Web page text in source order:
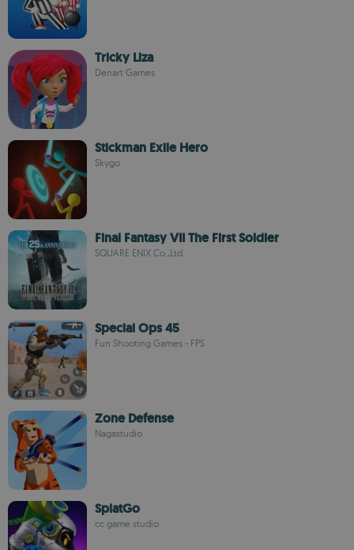
Tricky Liza
Denart Games
Stickman Exile Hero
Skygo
Final Fantasy VII The First Soldier
SQUARE ENIX Co.,Ltd.
Special Ops 45
Fun Shooting Games - FPS
Zone Defense
Nagastudio
SplatGo
cc game studio